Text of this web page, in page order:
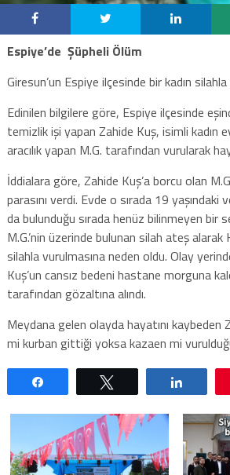
Espiye’de Şüpheli Ölüm
Giresun’un Espiye ilçesinde bir kadın
Edinilen bilgilere göre, Espiye ilçesinde
temizlik işi yapan Zahide Kuş, isimli kadın
aracılık yapan M.G. tarafından vurularak
İddialara göre, Zahide Kuş’a borcu olan
parasını verdi. Evde o sırada 19 yaşındaki
da bulunduğu sırada henüz bilinmeyen bir
M.G.’nin üzerinde bulunan silah ateş alarak
silahla vurulmasına neden oldu. Olay
Kuş’un cansız bedeni hastane morguna
tarafından gözaltına alındı.
Meydana gelen olayda hayatını kaybeden
mi kurban gittiği yoksa kazaen mi